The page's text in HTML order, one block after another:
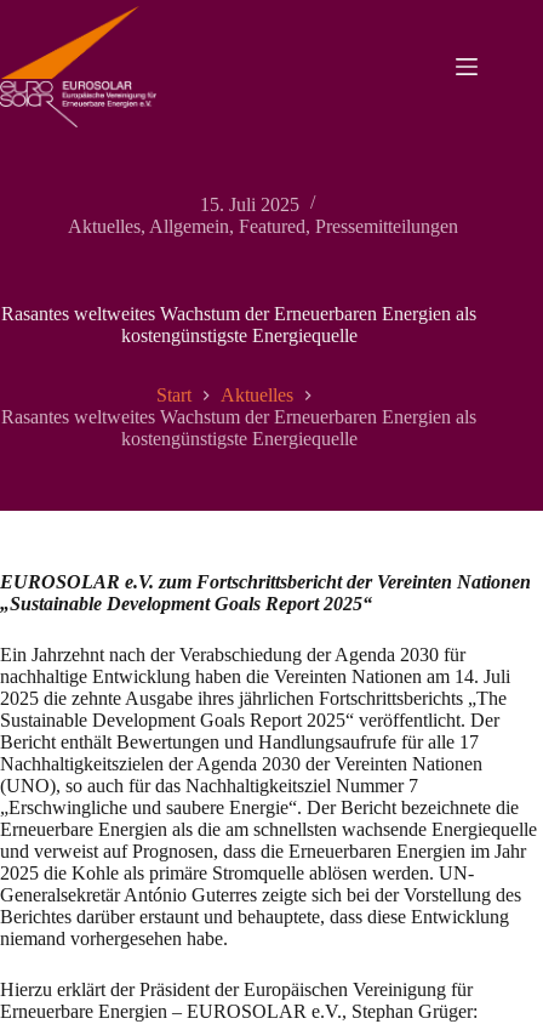
springen
15. Juli 2025
Aktuelles, Allgemein,Featured,Pressemitteilungen
Rasantes weltweites Wachstum der Erneuerbaren Energien als
kostengünstigste Energiequelle
Start
Aktuelles
Rasantes weltweites Wachstum der Erneuerbaren Energien als
kostengünstigste Energiequelle
EUROSOLAR e.V. zum Fortschrittsbericht der Vereinten Nationen
„Sustainable Development Goals Report 2025“
Ein Jahrzehnt nach der Verabschiedung der Agenda 2030 für
nachhaltige Entwicklung haben die Vereinten Nationen am 14. Juli
2025 die zehnte Ausgabe ihres jährlichen Fortschrittsberichts „The
Sustainable Development Goals Report 2025“ veröffentlicht. Der
Bericht enthält Bewertungen und Handlungsaufrufe für alle 17
Nachhaltigkeitszielen der Agenda 2030 der Vereinten Nationen
(UNO), so auch für das Nachhaltigkeitsziel Nummer 7
„Erschwingliche und saubere Energie“. Der Bericht bezeichnete die
Erneuerbare Energien als die am schnellsten wachsende Energiequelle
und verweist auf Prognosen, dass die Erneuerbaren Energien im Jahr
2025 die Kohle als primäre Stromquelle ablösen werden. UN-
Generalsekretär António Guterres zeigte sich bei der Vorstellung des
Berichtes darüber erstaunt und behauptete, dass diese Entwicklung
niemand vorhergesehen habe.
Hierzu erklärt der Präsident der Europäischen Vereinigung für
Erneuerbare Energien – EUROSOLAR e.V., Stephan Grüger: